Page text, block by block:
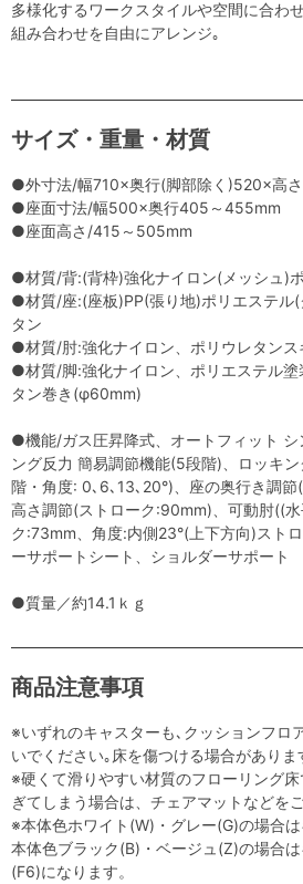
多様化するワークスタイルや空間に合わ
組み合わせを自由にアレンジ｡
サイズ・重量・材質
●外寸法/幅710×奥行(脚部除く)520×高
●座面寸法/幅500×奥行405～455mm
●座面高さ/415～505mm
●材質/背:(背枠)強化ナイロン(メッシュ)
●材質/座:(座板)PP(張り地)ポリエステル(
タン
●材質/肘:強化ナイロン、ポリウレタンス
●材質/脚:強化ナイロン、ポリエステル塗
タン巻き(φ60mm)
●機能/ガス圧昇降式、オートフィット シ
ング反力 簡易調節機能(5段階)、ロッキ
階・角度: 0､6､13､20°)、座の奥行き調
高さ調節(ストローク:90mm)、可動肘((
ク:73mm、角度:内側23°(上下方向)スト
ーサポートシート、ショルダーサポート
●質量／約14.1ｋｇ
商品注意事項
※いずれのキャスターも､クッションフロ
いでください｡床を傷つける場合がありま
※硬くて滑りやすい材質のフローリング
ぎてしまう場合は、チェアマットなどを
※本体色ホワイト(W)・グレー(G)の場合は
本体色ブラック(B)・ベージュ(Z)の場合
(F6)になります。